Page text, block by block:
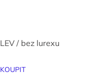
LEV / bez lurexu
KOUPIT